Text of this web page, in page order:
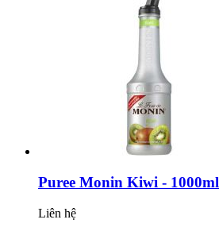
Puree Monin Kiwi - 1000ml
Liên hệ